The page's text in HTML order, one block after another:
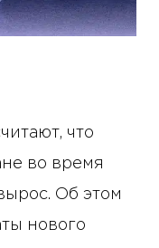
что
во время
Об этом
нового